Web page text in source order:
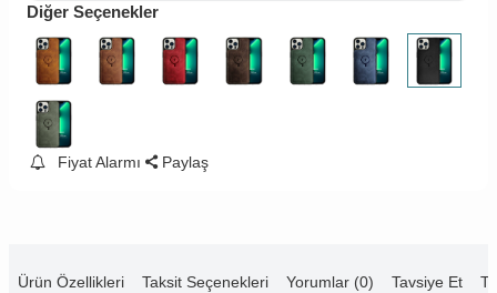
Diğer Seçenekler
Fiyat Alarmı Paylaş
Ürün Özellikleri Taksit Seçenekleri Yorumlar (0) Tavsiye Et